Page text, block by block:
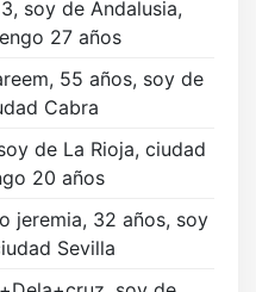
soy de Andalusia,
27 años
55 años, soy de
Cabra
de La Rioja, ciudad
20 años
jeremia, 32 años, soy
Sevilla